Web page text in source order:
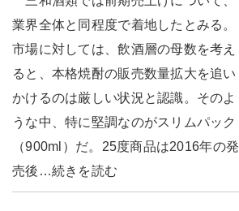
業界全体と同程度で着地したとみる。
市場に対しては、飲酒層の母数を考え
ると、本格焼酎の販売数量拡大を追い
かけるのは厳しい状況と認識。そのよ
うな中、特に堅調なのがスリムパック
（900ml）だ。25度商品は2016年の発
売後…続きを読む